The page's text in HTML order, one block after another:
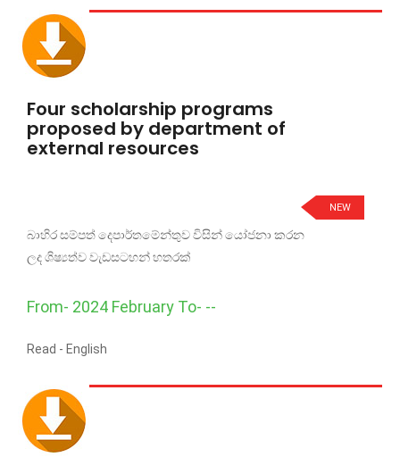
Four scholarship programs
proposed by department of
external resources
NEW
බාහිර සම්පත් දෙපාර්තමේන්තුව විසින් යෝජනා කරන
ලද ශිෂ්‍යත්ව වැඩසටහන් හතරක්
From- 2024 February To- --
Read - English